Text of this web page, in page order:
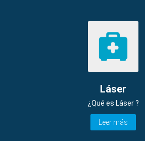
Láser
¿Qué es Láser ?
Leer más